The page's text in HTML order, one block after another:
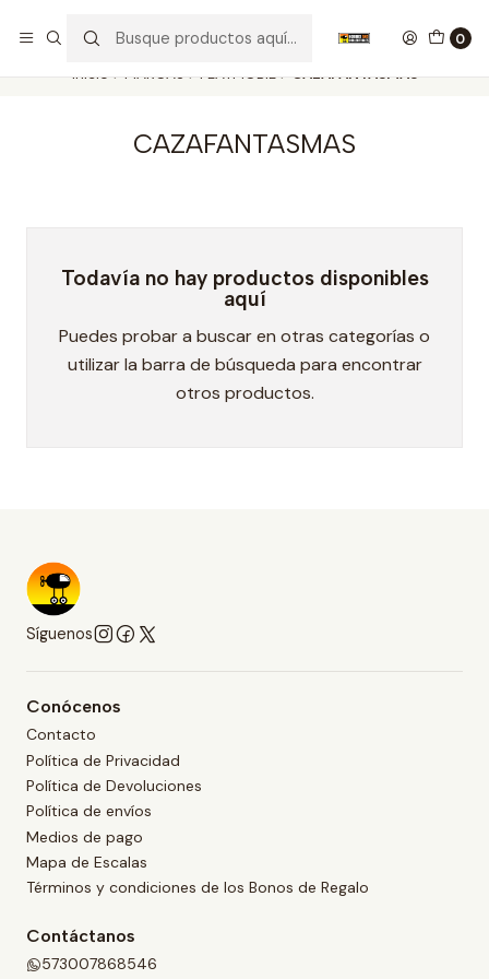
0
Inicio MARCAS PLAYMOBIL CAZAFANTASMAS
CAZAFANTASMAS
Todavía no hay productos disponibles
aquí
Puedes probar a buscar en otras categorías o
utilizar la barra de búsqueda para encontrar
otros productos.
Síguenos
Conócenos
Contacto
Política de Privacidad
Política de Devoluciones
Política de envíos
Medios de pago
Mapa de Escalas
Términos y condiciones de los Bonos de Regalo
Contáctanos
573007868546